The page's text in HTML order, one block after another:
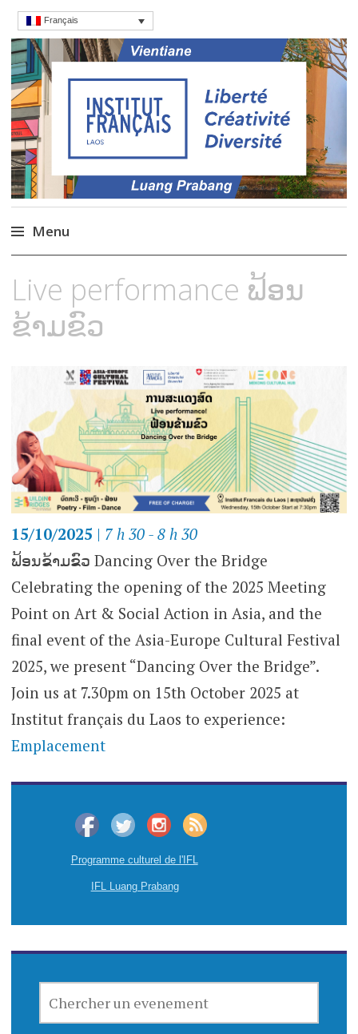
Français
Institut français du
Laos
Cours, culture et débats d'idées au Laos
Menu
contenu
principal
Live performance ຟ້ອນ
ຂ້າມຂົວ
15/10/2025 | 7 h 30 - 8 h 30
ຟ້ອນຂ້າມຂົວ Dancing Over the Bridge
Celebrating the opening of the 2025 Meeting
Point on Art & Social Action in Asia, and the
final event of the Asia-Europe Cultural Festival
2025, we present “Dancing Over the Bridge”.
Join us at 7.30pm on 15th October 2025 at
Institut français du Laos to experience:
Emplacement
Programme culturel de l'IFL
IFL Luang Prabang
UN